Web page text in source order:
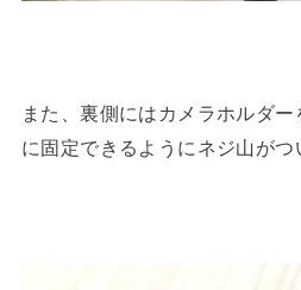
また、裏側にはカメラホルダ
に固定できるようにネジ山がつ